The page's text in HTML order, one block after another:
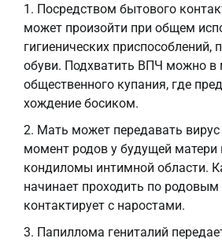
Посредством бытового
может произойти при общем
гигиенических приспособлений,
обуви. Подхватить ВПЧ можно в
общественного купания, где
хождение босиком.
Мать может передавать вирус
момент родов у будущей матери
кондиломы интимной области.
начинает проходить по родовым
контактирует с наростами.
Папиллома гениталий